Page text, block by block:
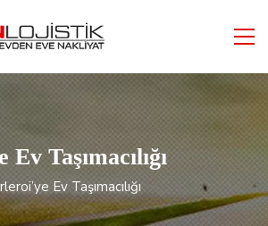
Taşımacılığı
Ev Taşımacılığı